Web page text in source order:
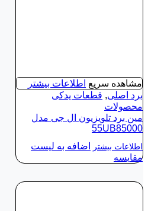
مشاهده سریع اطلاعات بیشتر
برد اصلی, قطعات یدکی
محصولات
مین برد تلویزیون ال جی مدل
55UB85000
اطلاعات بیشتر
اضافه به لیست
مقایسه